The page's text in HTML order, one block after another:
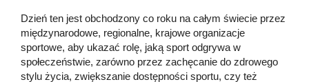
Dzień ten jest obchodzony co roku na całym świecie przez
międzynarodowe, regionalne, krajowe organizacje
sportowe, aby ukazać rolę, jaką sport odgrywa w
społeczeństwie, zarówno przez zachęcanie do zdrowego
stylu życia, zwiększanie dostępności sportu, czy też